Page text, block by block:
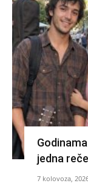
jedna
7 kolovoza,